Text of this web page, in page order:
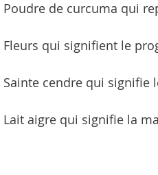
Poudre de curcuma qui
Fleurs qui signifient le
Sainte cendre qui signifie
Lait aigre qui signifie la